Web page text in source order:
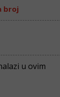
broj
u ovim